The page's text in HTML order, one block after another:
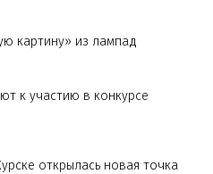
картину» из лампад
к участию в конкурсе
открылась новая точка